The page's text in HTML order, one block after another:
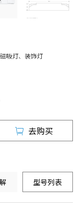
吸灯、装饰灯
去购买
型号列表